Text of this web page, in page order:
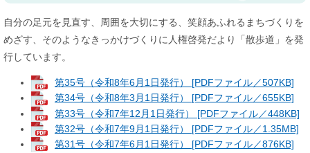
自分の足元を見直す、周囲を大切にする、笑顔あふれるまちづくりを
めざす、そのようなきっかけづくりに人権啓発だより「散歩道」を発
行しています。
第35号（令和8年6月1日発行） [PDFファイル／507KB]
第34号（令和8年3月1日発行） [PDFファイル／655KB]
第33号（令和7年12月1日発行） [PDFファイル／448KB]
第32号（令和7年9月1日発行） [PDFファイル／1.35MB]
第31号（令和7年6月1日発行） [PDFファイル／876KB]